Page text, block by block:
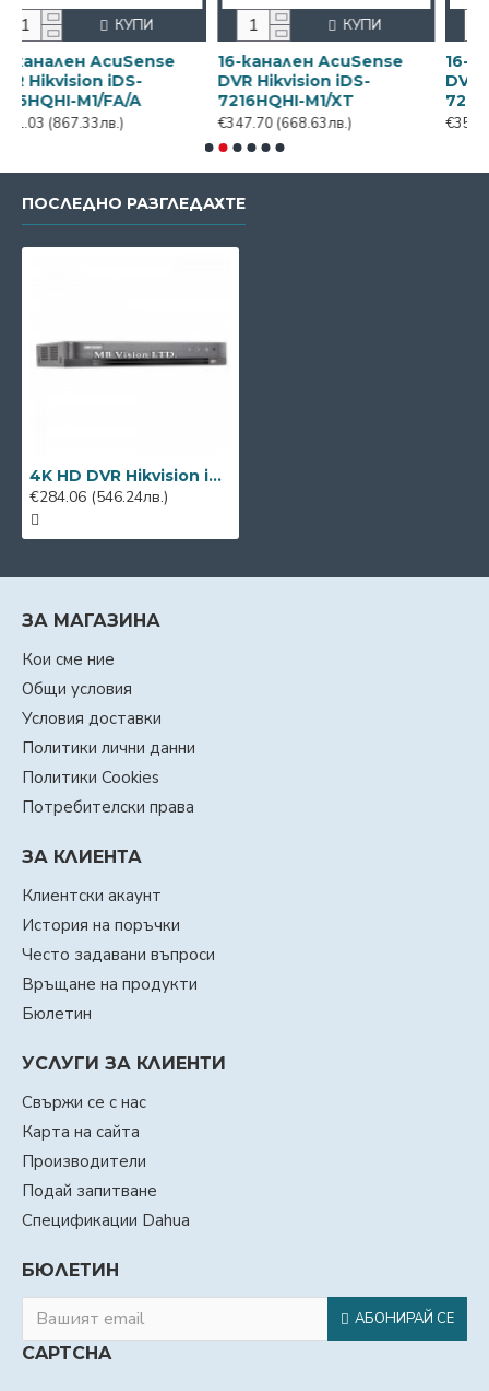
AcuSense
iDS-
FA/A
КУПИ
16-канален AcuSense
DVR Hikvision iDS-
7216HQHI-M1/XT
(668.63лв.)
КУПИ
16-канален
DVR Hikvision
7216HQHI-M2/
ПОСЛЕДНО РАЗГЛЕДАХТЕ
4K HD DVR Hikvision iDS-7204HTHI-M1/S(C), 4-канален + 4 IP
€284.06 (546.24лв.)
ЗА МАГАЗИНА
Кои сме ние
Общи условия
Условия доставки
Политики лични данни
Политики Cookies
Потребителски права
ЗА КЛИЕНТА
Клиентски акаунт
История на поръчки
Често задавани въпроси
Връщане на продукти
Бюлетин
УСЛУГИ ЗА КЛИЕНТИ
Свържи се с нас
Карта на сайта
Производители
Подай запитване
Спецификации Dahua
БЮЛЕТИН
АБОНИРАЙ СЕ
CAPTCHA